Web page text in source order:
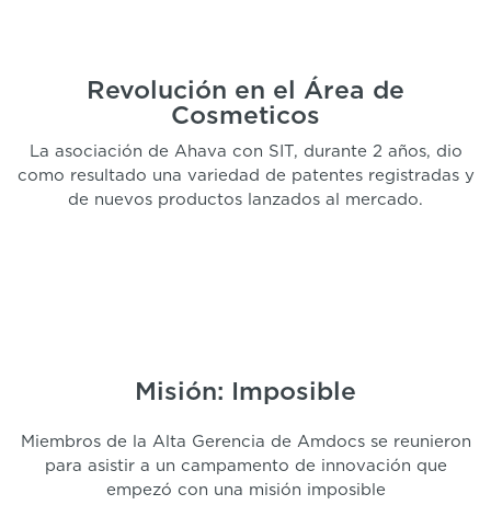
Revolución en el Área de
Cosmeticos
La asociación de Ahava con SIT, durante 2 años, dio
como resultado una variedad de patentes registradas y
de nuevos productos lanzados al mercado.
Misión: Imposible
Miembros de la Alta Gerencia de Amdocs se reunieron
para asistir a un campamento de innovación que
empezó con una misión imposible